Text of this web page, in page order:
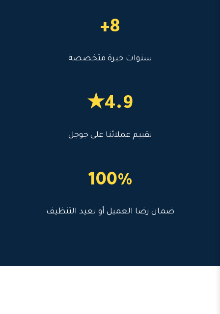
8+
سنوات خبرة متخصصة
4.9★
تقييم عملائنا على جوجل
100%
ضمان رضا العميل أو نعيد التنظيف